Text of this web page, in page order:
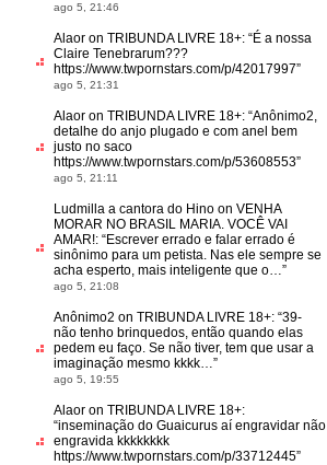
ago 5, 21:46
Alaor on TRIBUNDA LIVRE 18+: “É a nossa
Claire Tenebrarum???
https://www.twpornstars.com/p/42017997”
ago 5, 21:31
Alaor on TRIBUNDA LIVRE 18+: “Anônimo2,
detalhe do anjo plugado e com anel bem
justo no saco
https://www.twpornstars.com/p/53608553”
ago 5, 21:11
Ludmilla a cantora do Hino on VENHA
MORAR NO BRASIL MARIA. VOCÊ VAI
AMAR!: “Escrever errado e falar errado é
sinônimo para um petista. Nas ele sempre se
acha esperto, mais inteligente que o…”
ago 5, 21:08
Anônimo2 on TRIBUNDA LIVRE 18+: “39-
não tenho brinquedos, então quando elas
pedem eu faço. Se não tiver, tem que usar a
imaginação mesmo kkkk…”
ago 5, 19:55
Alaor on TRIBUNDA LIVRE 18+:
“inseminação do Guaicurus aí engravidar não
engravida kkkkkkkk
https://www.twpornstars.com/p/33712445”